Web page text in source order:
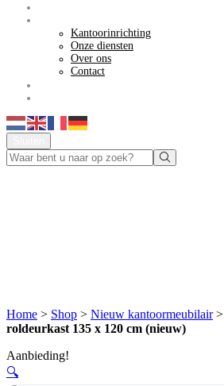
Kantoorinrichting
Onze diensten
Over ons
Contact
Home > Shop > Nieuw kantoormeubilair>
roldeurkast 135 x 120 cm (nieuw)
Aanbieding!
🔍